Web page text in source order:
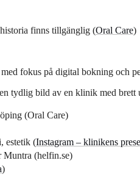
finns tillgänglig (Oral Care)
fokus på digital bokning och
tydlig bild av en klinik med brett
(Oral Care)
estetik (Instagram – klinikens
Muntra (helfin.se)
)